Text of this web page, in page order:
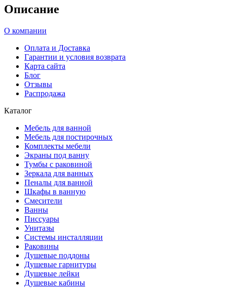
Описание
О компании
Оплата и Доставка
Гарантии и условия возврата
Карта сайта
Блог
Отзывы
Распродажа
Каталог
Мебель для ванной
Мебель для постирочных
Комплекты мебели
Экраны под ванну
Тумбы с раковиной
Зеркала для ванных
Пеналы для ванной
Шкафы в ванную
Смесители
Ванны
Писсуары
Унитазы
Системы инсталляции
Раковины
Душевые поддоны
Душевые гарнитуры
Душевые лейки
Душевые кабины